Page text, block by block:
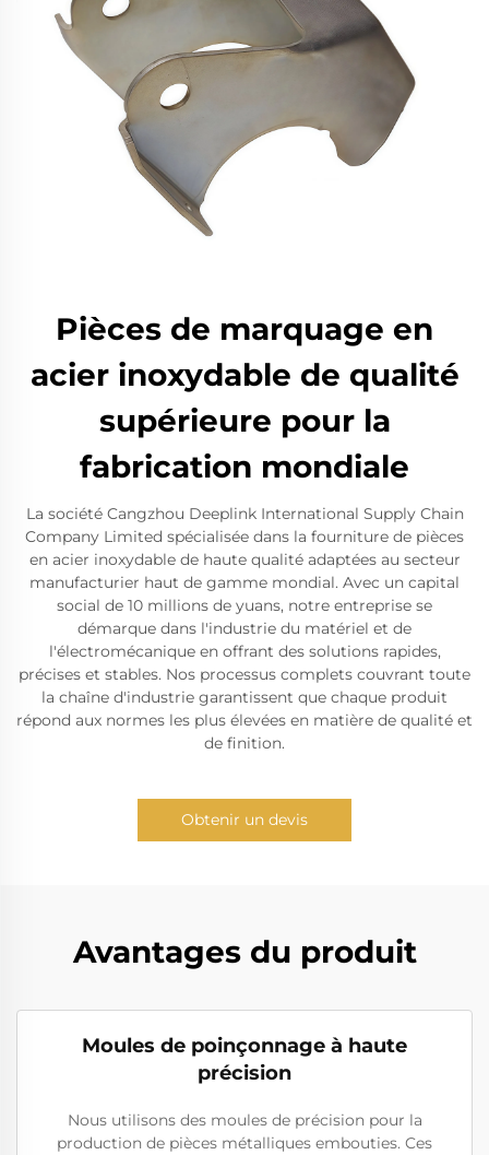
Pièces de marquage en
acier inoxydable de qualité
supérieure pour la
fabrication mondiale
La société Cangzhou Deeplink International Supply Chain
Company Limited spécialisée dans la fourniture de pièces
en acier inoxydable de haute qualité adaptées au secteur
manufacturier haut de gamme mondial. Avec un capital
social de 10 millions de yuans, notre entreprise se
démarque dans l'industrie du matériel et de
l'électromécanique en offrant des solutions rapides,
précises et stables. Nos processus complets couvrant toute
la chaîne d'industrie garantissent que chaque produit
répond aux normes les plus élevées en matière de qualité et
de finition.
Obtenir un devis
Avantages du produit
Moules de poinçonnage à haute
précision
Nous utilisons des moules de précision pour la
production de pièces métalliques embouties. Ces